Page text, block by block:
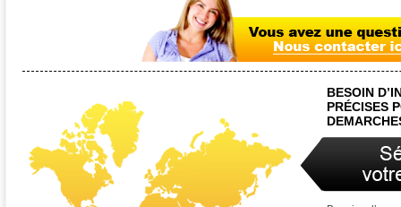
BESOIN
PRÉCISES